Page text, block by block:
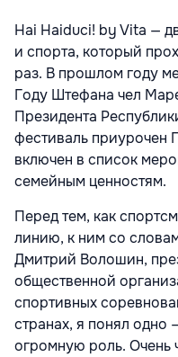
Hai Haiduci! by Vita —
и спорта, который
раз. В прошлом году
Году Штефана чел
Президента
фестиваль приурочен
включен в список
семейным ценностям.
Перед тем, как
линию, к ним со
Дмитрий Волошин,
общественной
спортивных
странах, я понял одно
огромную роль. Очень